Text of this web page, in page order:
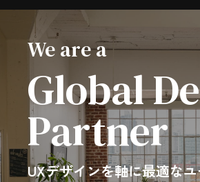
We are a
Global
Partner
UXデザインを軸に最適な